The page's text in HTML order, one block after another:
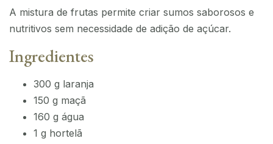
A mistura de frutas permite criar sumos saborosos e
nutritivos sem necessidade de adição de açúcar.
Ingredientes
300 g laranja
150 g maçã
160 g água
1 g hortelã